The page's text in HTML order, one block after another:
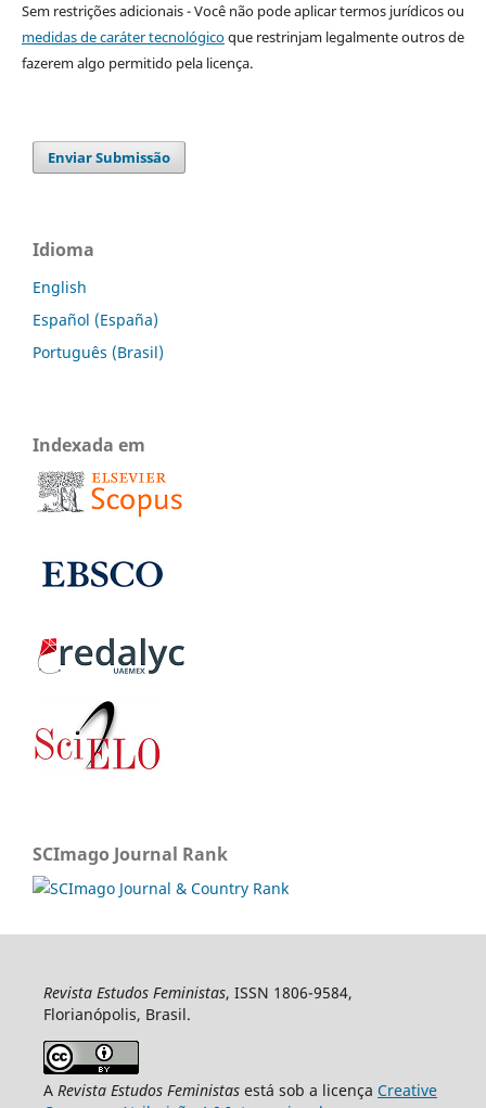
Sem restrições adicionais - Você não pode aplicar termos jurídicos ou
medidas de caráter tecnológicoque restrinjam legalmente outros de
fazerem algo permitido pela licença.
Enviar Submissão
Idioma
English
Español (España)
Português (Brasil)
Indexada em
SCImago Journal Rank
Revista Estudos Feministas, ISSN 1806-9584,
Florianópolis, Brasil.
A Revista Estudos Feministasestá sob a licença Creative